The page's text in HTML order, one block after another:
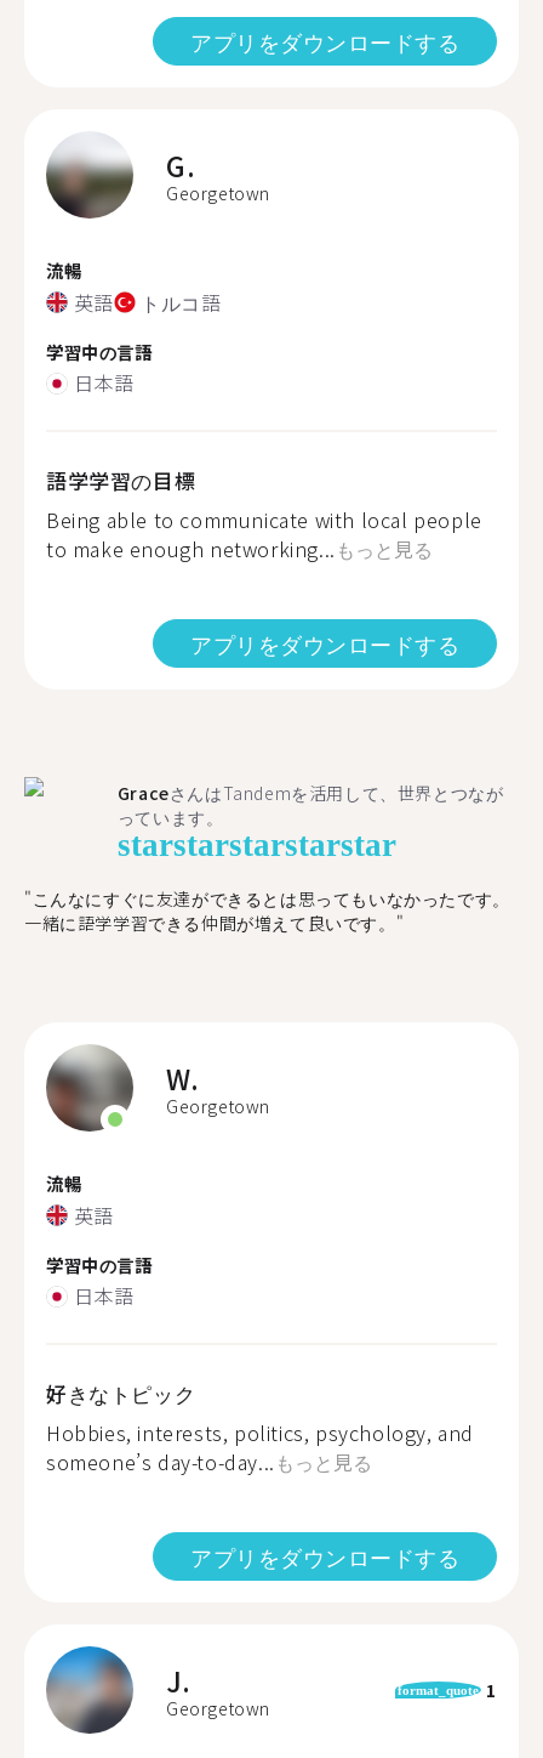
アプリをダウンロードする
G.
Georgetown
流暢
英語 トルコ語
学習中の言語
日本語
語学学習の目標
Being able to communicate with local people
to make enough networking... もっと見る
アプリをダウンロードする
GraceさんはTandemを活用して、世界とつなが
っています。
starstarstarstarstar
"こんなにすぐに友達ができるとは思ってもいなかったです。
一緒に語学学習できる仲間が増えて良いです。"
W.
Georgetown
流暢
英語
学習中の言語
日本語
好きなトピック
Hobbies, interests, politics, psychology, and
someone’s day-to-day... もっと見る
アプリをダウンロードする
J.
Georgetown
format_quote 1